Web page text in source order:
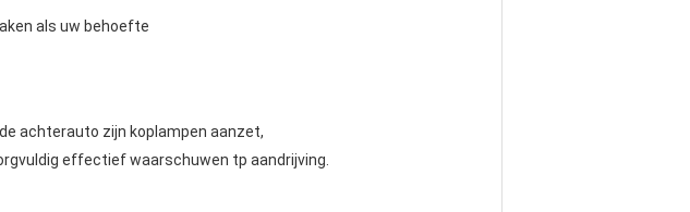
als uw behoefte
achterauto zijn koplampen aanzet,
effectief waarschuwen tp aandrijving.